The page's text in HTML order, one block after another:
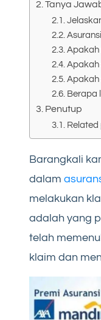
Tanya
Apakah
Apakah
Apakah
Berapa
Penutup
Related
Barangkali
dalam
melakukan
adalah yang
telah
klaim dan